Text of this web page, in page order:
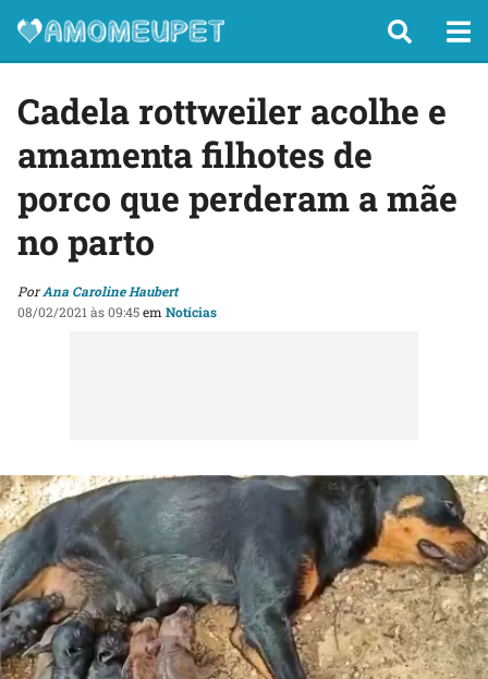
Cadela rottweiler acolhe e
amamenta filhotes de
porco que perderam a mãe
no parto
PorAna Caroline Haubert
08/02/2021 às 09:45em Notícias